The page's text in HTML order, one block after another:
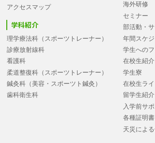
アクセスマップ
学科紹介
理学療法科（スポーツトレーナー）
診療放射線科
看護科
柔道整復科（スポーツトレーナー）
鍼灸科（美容・スポーツト鍼灸）
歯科衛生科
海外研修
セミナー
部活動・
年間スケ
学生への
在校生紹介
学生寮
在校生ラ
留学生紹介
入学前サ
各種証明書
天災によ